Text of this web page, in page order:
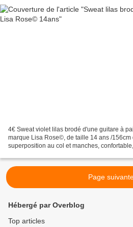
4€ Sweat violet lilas brodé d'une guitare à
marque Lisa Rose©, de taille 14 ans /156cm
superposition au col et manches,
Page
Hébergé par Overblog
Top articles